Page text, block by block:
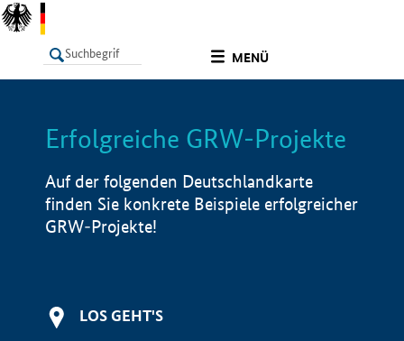
MENÜ
LISTE Info
Erfolgreiche GRW-Projekte
Auf der folgenden Deutschlandkarte
finden Sie konkrete Beispiele erfolgreicher
GRW-Projekte!
LOS GEHT'S